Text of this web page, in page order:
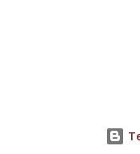
por ser um